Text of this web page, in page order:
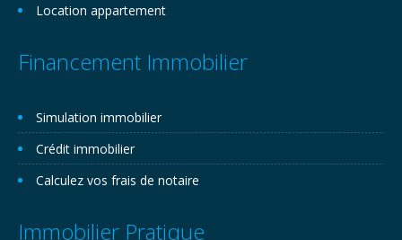
Location appartement
Financement Immobilier
Simulation immobilier
Crédit immobilier
Calculez vos frais de notaire
Immobilier Pratique